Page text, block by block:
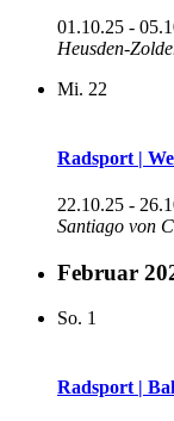
01.10.25 -
Heusden-
Mi. 22
Radsport |
22.10.25 -
Santiago von
Februar
So. 1
Radsport |